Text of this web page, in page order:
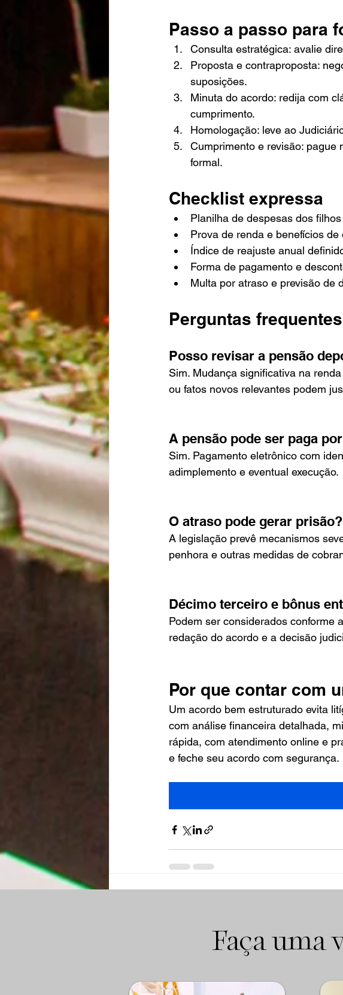
Passo a passo para
Consulta estratégica: avalie
Proposta e contraproposta:
suposições.
Minuta do acordo: redija com
cumprimento.
Homologação: leve ao
Cumprimento e revisão: pague
formal.
Checklist expressa
Planilha de despesas dos
Prova de renda e benefícios de
Índice de reajuste anual
Forma de pagamento e
Multa por atraso e previsão de
Perguntas frequentes
Posso revisar a pensão
Sim. Mudança significativa na
ou fatos novos relevantes podem
A pensão pode ser paga
Sim. Pagamento eletrônico com
adimplemento e eventual execução.
O atraso pode gerar prisão?
A legislação prevê mecanismos
penhora e outras medidas de
Décimo terceiro e bônus
Podem ser considerados conforme
redação do acordo e a decisão
Por que contar com
Um acordo bem estruturado evita
com análise financeira detalhada,
rápida, com atendimento online e
e feche seu acordo com segurança.
Faça uma